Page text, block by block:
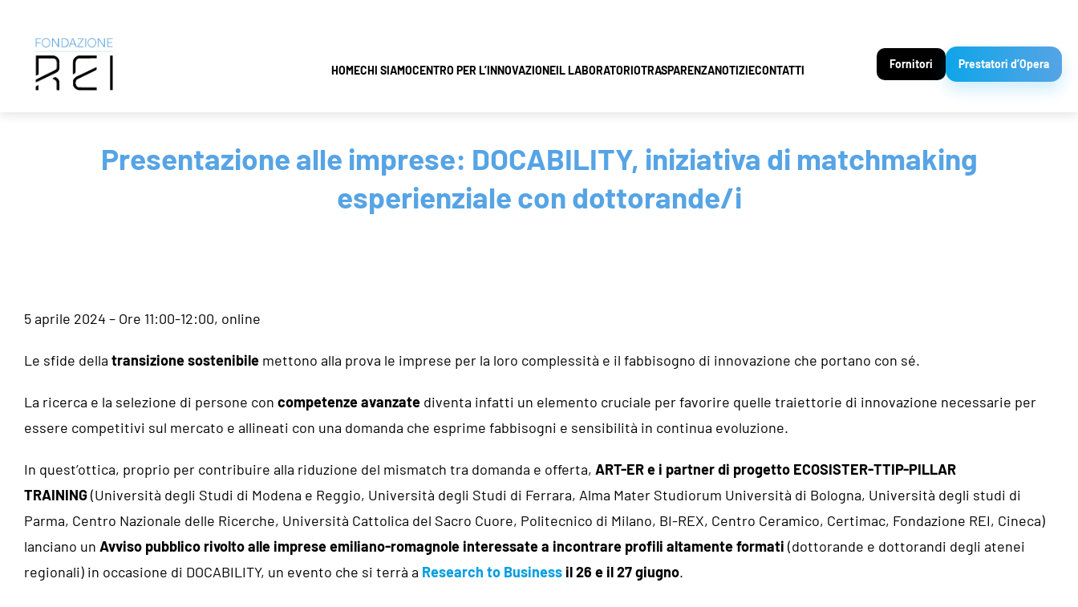
HOMECHI SIAMOCENTRO PER L’INNOVAZIONEIL LABORATORIOTRASPARENZANOTIZIECONTATTI Fornitori Prestatori d’Opera
Presentazione alle imprese: DOCABILITY, iniziativa di matchmaking
esperienziale con dottorande/i
5 aprile 2024 – Ore 11:00-12:00, online
Le sfide della transizione sostenibile mettono alla prova le imprese per la loro complessità e il fabbisogno di innovazione che portano con sé.
La ricerca e la selezione di persone con competenze avanzate diventa infatti un elemento cruciale per favorire quelle traiettorie di innovazione necessarie per
essere competitivi sul mercato e allineati con una domanda che esprime fabbisogni e sensibilità in continua evoluzione.
In quest’ottica, proprio per contribuire alla riduzione del mismatch tra domanda e offerta, ART-ER e i partner di progetto ECOSISTER-TTIP-PILLAR
TRAINING(Università degli Studi di Modena e Reggio, Università degli Studi di Ferrara, Alma Mater Studiorum Università di Bologna, Università degli studi di
Parma, Centro Nazionale delle Ricerche, Università Cattolica del Sacro Cuore, Politecnico di Milano, BI-REX, Centro Ceramico, Certimac, Fondazione REI, Cineca)
lanciano un Avviso pubblico rivolto alle imprese emiliano-romagnole interessate a incontrare profili altamente formati (dottorande e dottorandi degli atenei
regionali) in occasione di DOCABILITY, un evento che si terrà a Research to Business il 26 e il 27 giugno.